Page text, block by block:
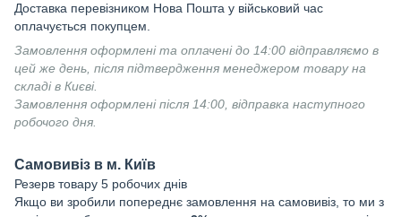
Доставка перевізником Нова Пошта у військовий час
оплачується покупцем.
Замовлення оформлені та оплачені до 14:00 відправляємо в
цей же день, після підтвердження менеджером товару на
складі в Києві.
Замовлення оформлені після 14:00, відправка наступного
робочого дня.
Самовивіз в м. Київ
Резерв товару 5 робочих днів
Якщо ви зробили попереднє замовлення на самовивіз, то ми з